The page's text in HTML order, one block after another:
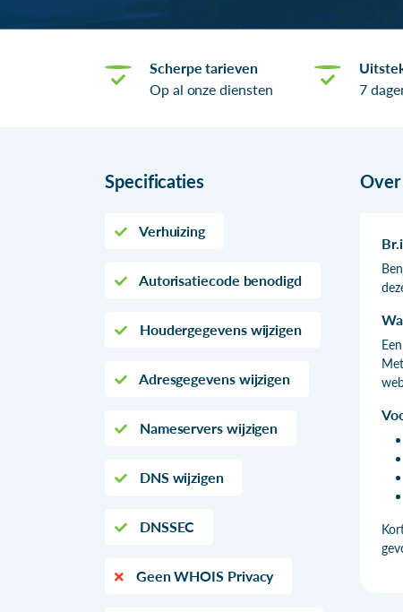
Scherpe tarieven
Op al onze diensten
7
Specificaties
Verhuizing
Autorisatiecode benodigd
Houdergegevens wijzigen
Adresgegevens wijzigen
Nameservers wijzigen
DNS wijzigen
DNSSEC
Geen WHOIS Privacy
Over